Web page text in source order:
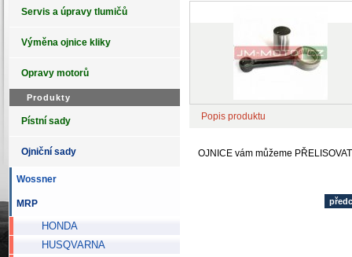
Servis a úpravy tlumičů
Výměna ojnice kliky
Opravy motorů
Produkty
Pístní sady
Ojniční sady
Wossner
MRP
HONDA
HUSQVARNA
Popis produktu
OJNICE vám můžeme